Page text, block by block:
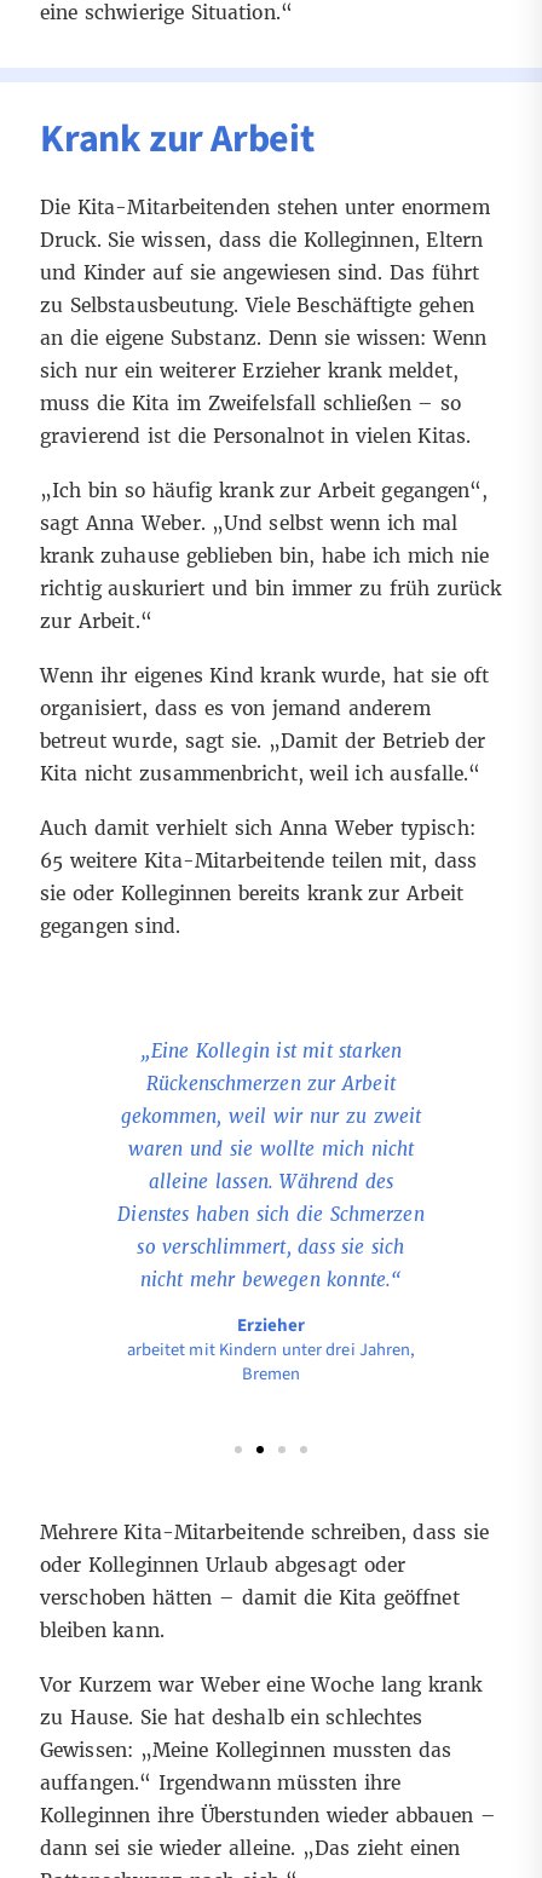
eine schwierige Situation.“
Krank zur Arbeit
Die Kita-Mitarbeitenden stehen unter enormem
Druck. Sie wissen, dass die Kolleginnen, Eltern
und Kinder auf sie angewiesen sind. Das führt
zu Selbstausbeutung. Viele Beschäftigte gehen
an die eigene Substanz. Denn sie wissen: Wenn
sich nur ein weiterer Erzieher krank meldet,
muss die Kita im Zweifelsfall schließen – so
gravierend ist die Personalnot in vielen Kitas.
„Ich bin so häufig krank zur Arbeit gegangen“,
sagt Anna Weber. „Und selbst wenn ich mal
krank zuhause geblieben bin, habe ich mich nie
richtig auskuriert und bin immer zu früh zurück
zur Arbeit.“
Wenn ihr eigenes Kind krank wurde, hat sie oft
organisiert, dass es von jemand anderem
betreut wurde, sagt sie. „Damit der Betrieb der
Kita nicht zusammenbricht, weil ich ausfalle.“
Auch damit verhielt sich Anna Weber typisch:
65 weitere Kita-Mitarbeitende teilen mit, dass
sie oder Kolleginnen bereits krank zur Arbeit
gegangen sind.
„​​Eine Kollegin ist mit starken
Rückenschmerzen zur Arbeit
gekommen, weil wir nur zu zweit
waren und sie wollte mich nicht
alleine lassen. Während des
Dienstes haben sich die Schmerzen
so verschlimmert, dass sie sich
nicht mehr bewegen konnte.“
Erzieher
arbeitet mit Kindern unter drei Jahren,
Bremen
Mehrere Kita-Mitarbeitende schreiben, dass sie
oder Kolleginnen Urlaub abgesagt oder
verschoben hätten – damit die Kita geöffnet
bleiben kann.
Vor Kurzem war Weber eine Woche lang krank
zu Hause. Sie hat deshalb ein schlechtes
Gewissen: „Meine Kolleginnen mussten das
auffangen.“ Irgendwann müssten ihre
Kolleginnen ihre Überstunden wieder abbauen –
dann sei sie wieder alleine. „Das zieht einen